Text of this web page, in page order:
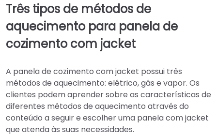
Três tipos de métodos de
aquecimento para panela de
cozimento com jacket
A panela de cozimento com jacket possui três
métodos de aquecimento: elétrico, gás e vapor. Os
clientes podem aprender sobre as características de
diferentes métodos de aquecimento através do
conteúdo a seguir e escolher uma panela com jacket
que atenda às suas necessidades.